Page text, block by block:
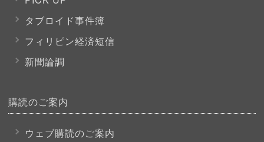
タブロイド事件簿
フィリピン経済短信
新聞論調
購読のご案内
ウェブ購読のご案内